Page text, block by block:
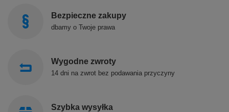
Bezpieczne zakupy
dbamy o Twoje prawa
Wygodne zwroty
14 dni na zwrot bez podawania przyczyny
Szybka wysyłka